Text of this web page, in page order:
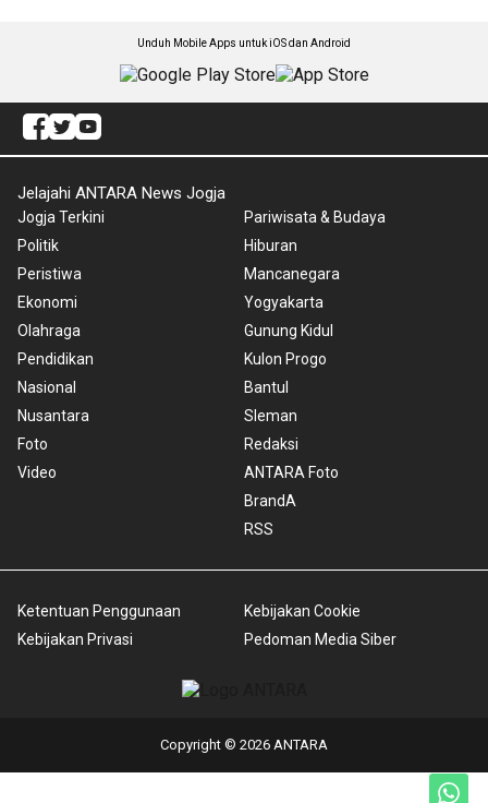
Unduh Mobile Apps untuk iOS dan Android
Jelajahi ANTARA News Jogja
Jogja Terkini
Politik
Peristiwa
Ekonomi
Olahraga
Pendidikan
Nasional
Nusantara
Foto
Video
Pariwisata & Budaya
Hiburan
Mancanegara
Yogyakarta
Gunung Kidul
Kulon Progo
Bantul
Sleman
Redaksi
ANTARA Foto
BrandA
RSS
Ketentuan Penggunaan
Kebijakan Privasi
Kebijakan Cookie
Pedoman Media Siber
Copyright © 2026 ANTARA